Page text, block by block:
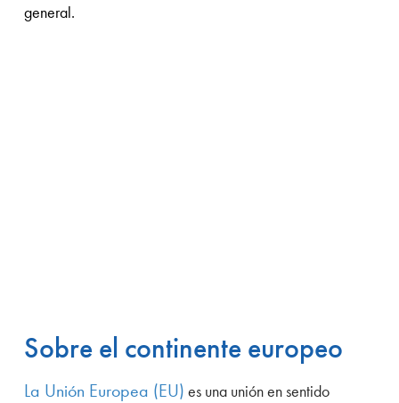
general.
Sobre el continente europeo
La Unión Europea (EU) es una unión en sentido